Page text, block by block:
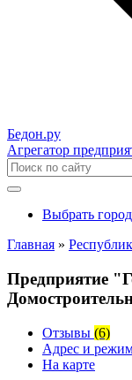
Бедон.ру
Агрегатор
Выбрать город
Главная »
Предприятие
Отзывы (6)
Адрес и
На карте